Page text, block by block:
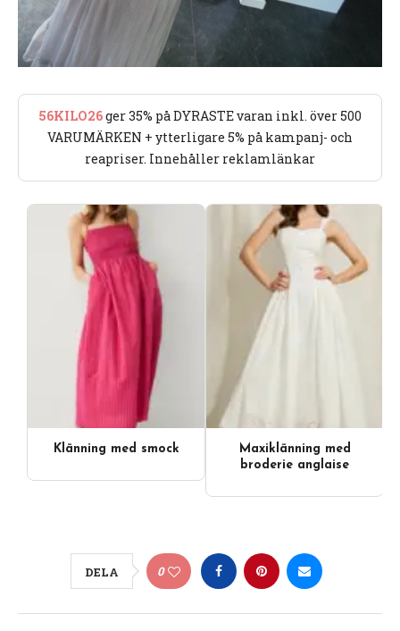
56KILO26ger 35% på DYRASTE varan inkl. över 500
VARUMÄRKEN + ytterligare 5% på kampanj- och
reapriser. Innehåller reklamlänkar
Klänning med smock
Maxiklänning med
broderie anglaise
DELA 0